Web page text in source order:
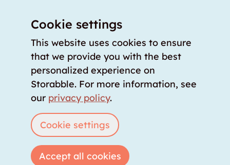
Press coverage
How to calculate the size of a storage room?
How much does a storage room cost?
For storage providers
Login List storage room
Cookie settings
This website uses cookies to ensure
that we provide you with the best
personalized experience on
Storabble. For more information, see
our privacy policy.
Cookie settings
Accept all cookies